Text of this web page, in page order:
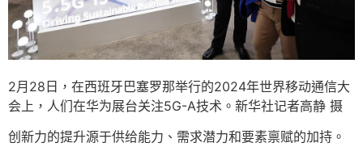
2月28日，在西班牙巴塞罗那举行的2024年世界移动通信大
会上，人们在华为展台关注5G-A技术。新华社记者高静 摄
创新力的提升源于供给能力、需求潜力和要素禀赋的加持。